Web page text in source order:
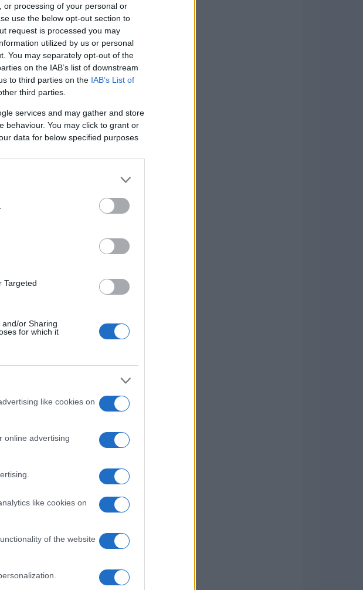
or processing of your personal or
use the below opt-out section to
request is processed you may
utilized by us or personal
You may separately opt-out of the
on the IAB’s list of downstream
to third parties on the IAB’s List of
third parties.
services and may gather and store
behaviour. You may click to grant or
data for below specified purposes
Targeted
or Sharing
for which it
like cookies on
online advertising
like cookies on
of the website
articolo
costi di
ai
valore
&
Un
o
e